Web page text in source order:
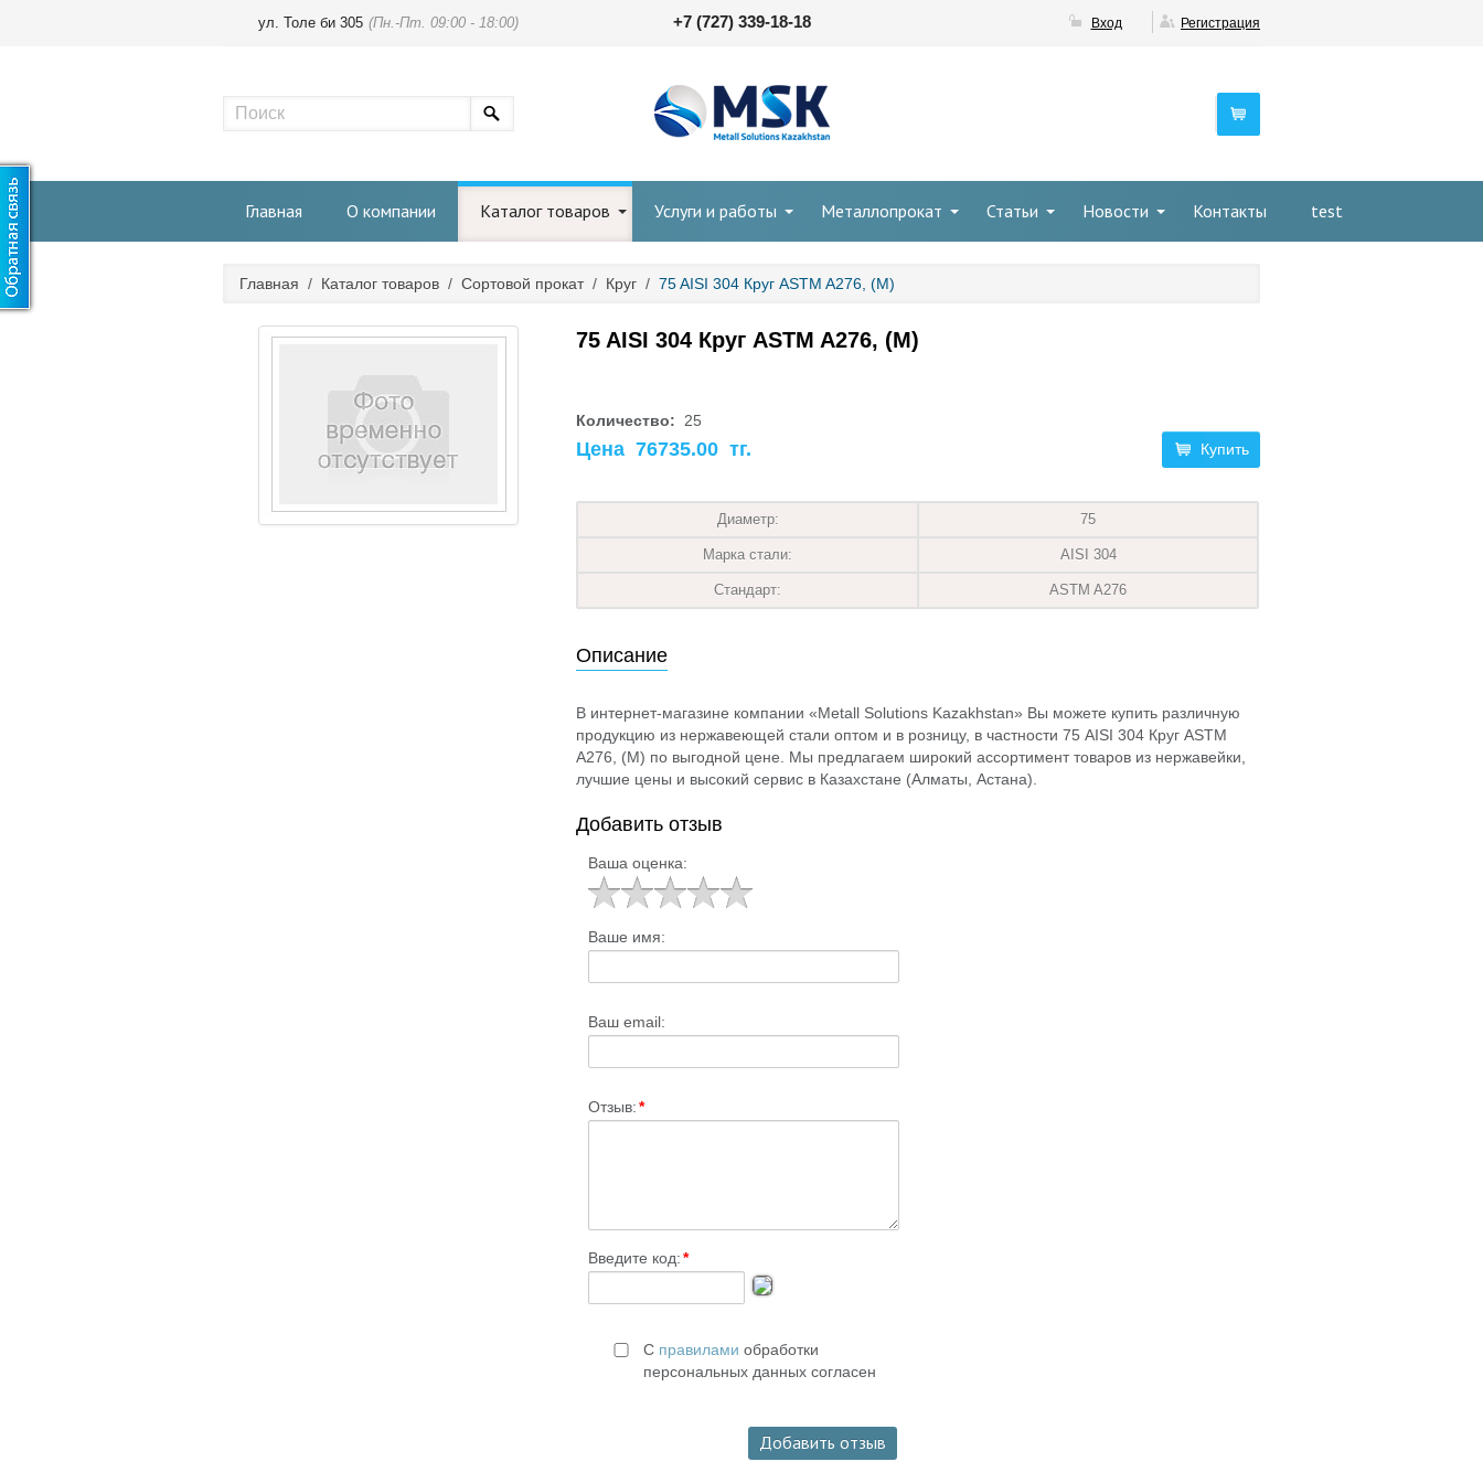
ул. Толе би 305 (Пн.-Пт. 09:00 - 18:00) +7 (727) 339-18-18 Вход Регистрация
Главная О компании Каталог товаров Услуги и работы Металлопрокат Статьи Новости Контакты test
Главная / Каталог товаров / Сортовой прокат / Круг / 75 AISI 304 Круг ASTM A276, (М)
75 AISI 304 Круг ASTM A276, (М)
Количество:
25
Купить
Цена 76735.00 тг.
Диаметр: 75
Марка стали: AISI 304
Стандарт: ASTM A276
Описание
В интернет-магазине компании «Metall Solutions Kazakhstan» Вы можете купить различную
продукцию из нержавеющей стали оптом и в розницу, в частности 75 AISI 304 Круг ASTM
A276, (М) по выгодной цене. Мы предлагаем широкий ассортимент товаров из нержавейки,
лучшие цены и высокий сервис в Казахстане (Алматы, Астана).
Добавить отзыв
Ваша оценка:
Ваше имя:
Ваш email:
Отзыв:*
Введите код:*
С правилами обработки
персональных данных согласен